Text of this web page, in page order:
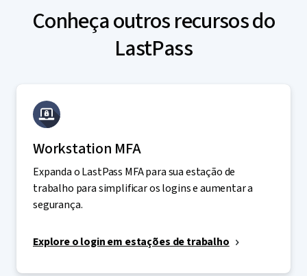
Conheça outros recursos do
LastPass
Workstation MFA
Expanda o LastPass MFA para sua estação de
trabalho para simplificar os logins e aumentar a
segurança.
Explore o login em estações de trabalho